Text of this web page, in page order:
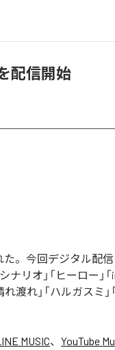
配信開始
た。今回デジタル配
ナリオ」「ヒーロー」「
渡れ」「ハルガスミ」
MUSIC、 YouTube